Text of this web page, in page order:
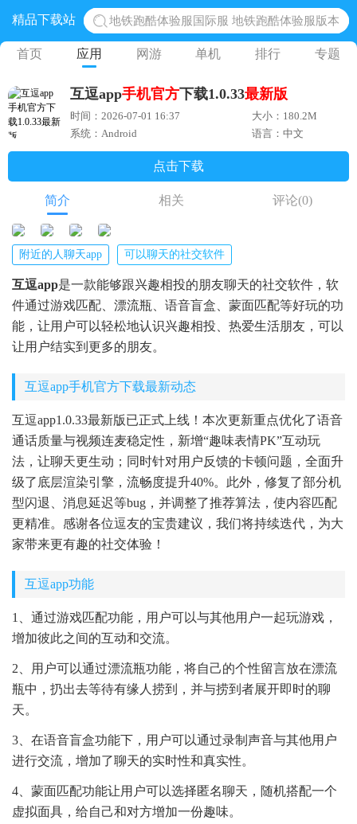
精品下载站
地铁跑酷体验服国际服 地铁跑酷体验服版本
网易光遇手游正版 点亮星空共庆周年
蛋仔派对下载 蛋仔派对体验服
奥特曼王者传奇 正版奥特曼游戏
首页 应用 网游 单机 排行 专题
互逗app手机官方下载1.0.33最新版
时间：2026-07-01 16:37
大小：180.2M
系统：Android
语言：中文
点击下载
简介 相关 评论(0)
附近的人聊天app 可以聊天的社交软件
互逗app是一款能够跟兴趣相投的朋友聊天的社交软件，软
件通过游戏匹配、漂流瓶、语音盲盒、蒙面匹配等好玩的功
能，让用户可以轻松地认识兴趣相投、热爱生活朋友，可以
让用户结实到更多的朋友。
互逗app手机官方下载最新动态
互逗app1.0.33最新版已正式上线！本次更新重点优化了语音
通话质量与视频连麦稳定性，新增“趣味表情PK”互动玩
法，让聊天更生动；同时针对用户反馈的卡顿问题，全面升
级了底层渲染引擎，流畅度提升40%。此外，修复了部分机
型闪退、消息延迟等bug，并调整了推荐算法，使内容匹配
更精准。感谢各位逗友的宝贵建议，我们将持续迭代，为大
家带来更有趣的社交体验！
互逗app功能
1、通过游戏匹配功能，用户可以与其他用户一起玩游戏，
增加彼此之间的互动和交流。
2、用户可以通过漂流瓶功能，将自己的个性留言放在漂流
瓶中，扔出去等待有缘人捞到，并与捞到者展开即时的聊
天。
3、在语音盲盒功能下，用户可以通过录制声音与其他用户
进行交流，增加了聊天的实时性和真实性。
4、蒙面匹配功能让用户可以选择匿名聊天，随机搭配一个
虚拟面具，给自己和对方增加一份趣味。